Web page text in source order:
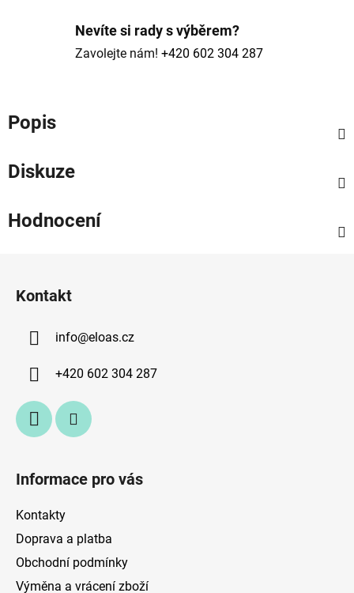
Nevíte si rady s výběrem?
Zavolejte nám! +420 602 304 287
Popis
Diskuze
Hodnocení
Kontakt
info@eloas.cz
+420 602 304 287
Informace pro vás
Kontakty
Doprava a platba
Obchodní podmínky
Výměna a vrácení zboží